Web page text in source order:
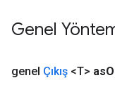
Genel
genel Çıkış <T> as